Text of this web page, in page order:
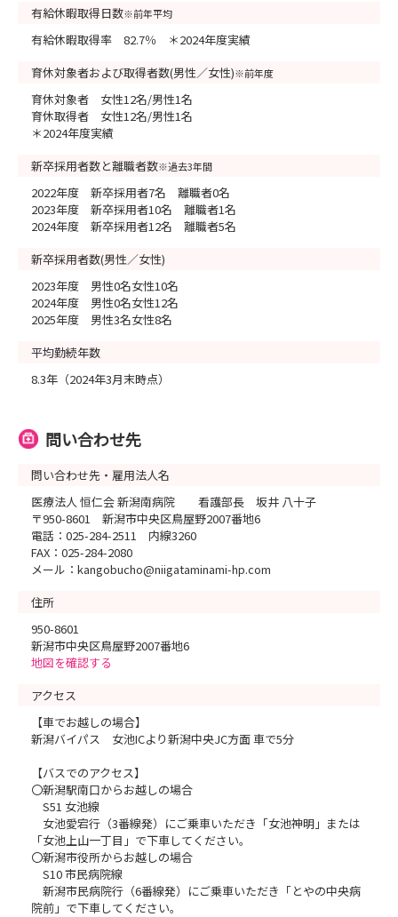
有給休暇取得日数※前年平均
有給休暇取得率 82.7％ ＊2024年度実績
育休対象者および取得者数(男性／女性)※前年度
育休対象者 女性12名/男性1名
育休取得者 女性12名/男性1名
＊2024年度実績
新卒採用者数と離職者数※過去3年間
2022年度 新卒採用者7名 離職者0名
2023年度 新卒採用者10名 離職者1名
2024年度 新卒採用者12名 離職者5名
新卒採用者数(男性／女性)
2023年度 男性0名女性10名
2024年度 男性0名女性12名
2025年度 男性3名女性8名
平均勤続年数
8.3年（2024年3月末時点）
問い合わせ先
問い合わせ先・雇用法人名
医療法人 恒仁会 新潟南病院 看護部長 坂井 八十子
〒950-8601 新潟市中央区鳥屋野2007番地6
電話：025-284-2511 内線3260
FAX：025-284-2080
メール：kangobucho@niigataminami-hp.com
住所
950-8601
新潟市中央区鳥屋野2007番地6
地図を確認する
アクセス
【車でお越しの場合】
新潟バイパス 女池ICより新潟中央JC方面 車で5分
【バスでのアクセス】
〇新潟駅南口からお越しの場合
S51 女池線
女池愛宕行（3番線発）にご乗車いただき「女池神明」または
「女池上山一丁目」で下車してください。
〇新潟市役所からお越しの場合
S10 市民病院線
新潟市民病院行（6番線発）にご乗車いただき「とやの中央病
院前」で下車してください。